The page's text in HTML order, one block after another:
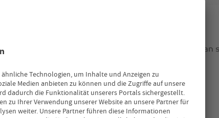
Wie eine Katze im Dunkeln sehen – das wünscht man
Häufige Fragen
Warum schnurren Katzen?